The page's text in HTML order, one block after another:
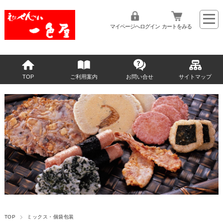
マイページへログイン カートをみる
TOP ご利用案内 お問い合せ サイトマップ
TOP ミックス・個袋包装